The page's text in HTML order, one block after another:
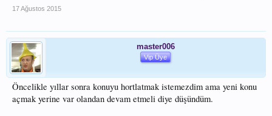
17 Ağustos 2015
master006
Vip Üye
Öncelikle yıllar sonra konuyu hortlatmak istemezdim ama yeni konu
açmak yerine var olandan devam etmeli diye düşündüm.